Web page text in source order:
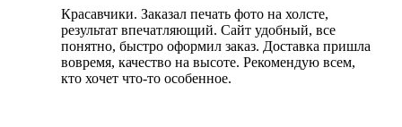
Красавчики. Заказал печать фото на холсте,
результат впечатляющий. Сайт удобный, все
понятно, быстро оформил заказ. Доставка пришла
вовремя, качество на высоте. Рекомендую всем,
кто хочет что-то особенное.